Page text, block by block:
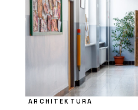
ARCHITEKTURA